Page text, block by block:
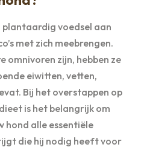
voedsel aan
met zich meebrengen.
omnivoren zijn, hebben ze
eiwitten, vetten,
Bij het overstappen op
is het belangrijk om
hond alle essentiële
die hij nodig heeft voor